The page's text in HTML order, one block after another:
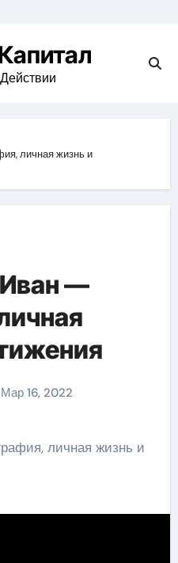
личная жизнь и
—
Мар 16, 2022